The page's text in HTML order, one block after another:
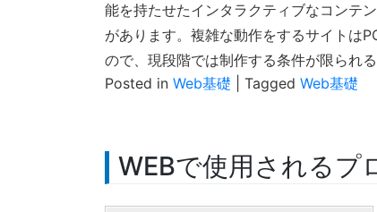
能を持たせたインタラクティブなコンテ
があります。複雑な動作をするサイトは
ので、現段階では制作する条件が限られる
Posted in Web基礎 Tagged Web基礎
WEBで使用されるプ